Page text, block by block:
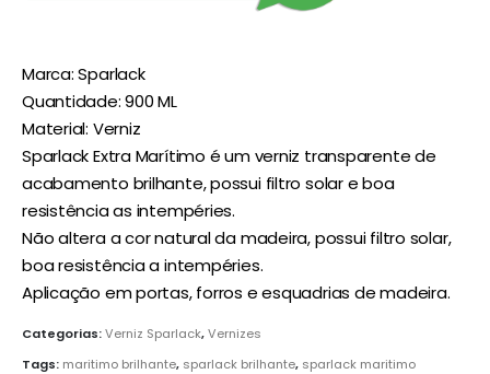
Marca: Sparlack
Quantidade: 900 ML
Material: Verniz
Sparlack Extra Marítimo é um verniz transparente de
acabamento brilhante, possui filtro solar e boa
resistência as intempéries.
Não altera a cor natural da madeira, possui filtro solar,
boa resistência a intempéries.
Aplicação em portas, forros e esquadrias de madeira.
Categorias:Verniz Sparlack,Vernizes
Tags: maritimo brilhante, sparlack brilhante, sparlack maritimo